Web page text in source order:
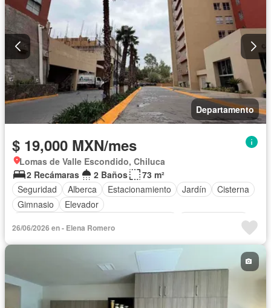
Departamento
$ 19,000 MXN/mes
Lomas de Valle Escondido, Chiluca
2 Recámaras
2 Baños
73 m²
Seguridad
Alberca Estacionamiento Jardín
Cisterna
Gimnasio
Elevador
Sala polivalente
Zona infantil
Internet
Caseta de vigilancia
26/06/2026 en - Elena Romero